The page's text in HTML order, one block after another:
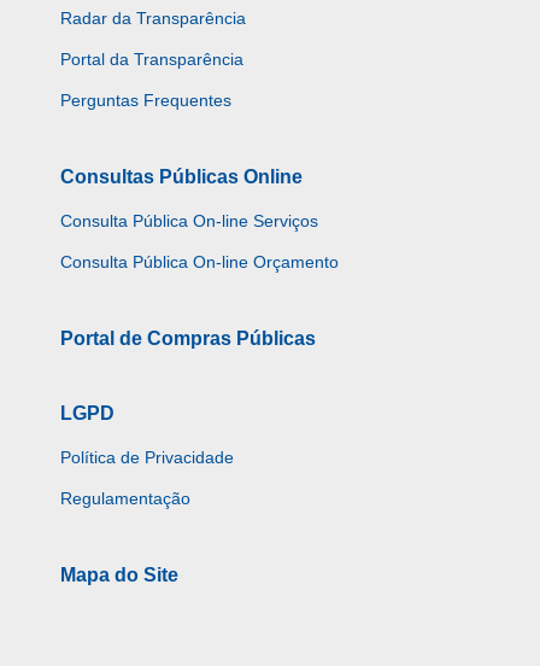
Radar da Transparência
Portal da Transparência
Perguntas Frequentes
Consultas Públicas Online
Consulta Pública On-line Serviços
Consulta Pública On-line Orçamento
Portal de Compras Públicas
LGPD
Política de Privacidade
Regulamentação
Mapa do Site